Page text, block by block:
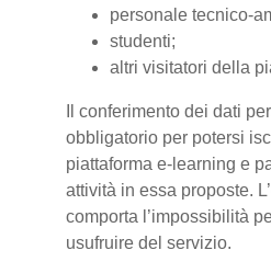
personale tecnico-
studenti;
altri visitatori della
Il conferimento dei dati
obbligatorio per potersi
piattaforma e-learning e
attività in essa proposte.
comporta l’impossibilità
usufruire del servizio.